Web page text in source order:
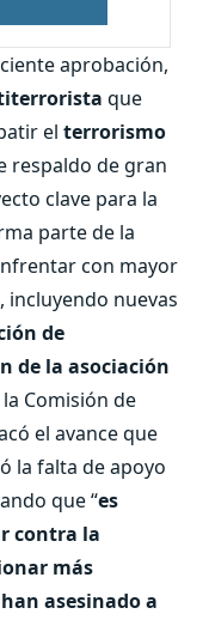
aprobación,
que
el terrorismo
respaldo de gran
clave para la
parte de la
con mayor
, incluyendo nuevas
de
de la asociación
Comisión de
el avance que
la falta de apoyo
que “es
contra la
más
asesinado a